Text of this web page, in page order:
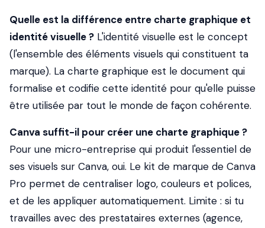
Quelle est la différence entre charte graphique et
identité visuelle ? L'identité visuelle est le concept
(l'ensemble des éléments visuels qui constituent ta
marque). La charte graphique est le document qui
formalise et codifie cette identité pour qu'elle puisse
être utilisée par tout le monde de façon cohérente.
Canva suffit-il pour créer une charte graphique ?
Pour une micro-entreprise qui produit l'essentiel de
ses visuels sur Canva, oui. Le kit de marque de Canva
Pro permet de centraliser logo, couleurs et polices,
et de les appliquer automatiquement. Limite : si tu
travailles avec des prestataires externes (agence,